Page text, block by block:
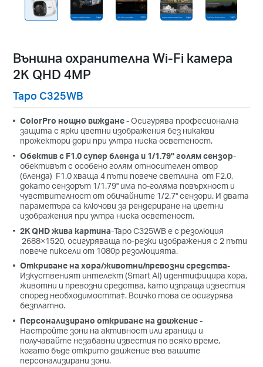
Външна охранителна Wi-Fi камера
2K QHD 4MP
Tapo C325WB
ColorPro нощно виждане- Осигурява професионална
защита с ярки цветни изображения без никакви
прожектори дори при ултра ниска осветеност.
Обектив с F1.0 супер бленда и 1/1.79'' голям сензор-
обективът с особено голям относителен отвор
(бленда) F1.0 хваща 4 пъти повече светлина от F2.0,
докато сензорът 1/1.79'' има по-голяма повърхност и
чувствителност от обичайните 1/2.7'' сензори. И двата
параметъра са ключови за рендериране на цветни
изображения при ултра ниска осветеност.
2K QHD жива картина-Tapo C325WB е с резолюция
2688×1520, осигуряваща по-резки изображения с 2 пъти
повече пиксели от 1080p резолюцията.
Откриване на хора/животни/превозни средства-
Изкуственият интелект (Smart AI) идентифицира хора,
животни и превозни средства, като изпраща известия
според необходимостта‡. Всичко това се осигурява
безплатно.
Персонализирано откриване на движение-
Настройте зони на активност или граници и
получавайте незабавни известия по всяко време,
когато бъде открито движение във вашите
персонализирани зони.